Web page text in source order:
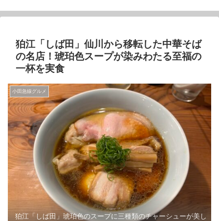
狛江「しば田」仙川から移転した中華そば
の名店！琥珀色スープが染みわたる至福の
一杯を実食
小田急線グルメ
狛江「しば田」琥珀色のスープに三種類のチャーシューが美し